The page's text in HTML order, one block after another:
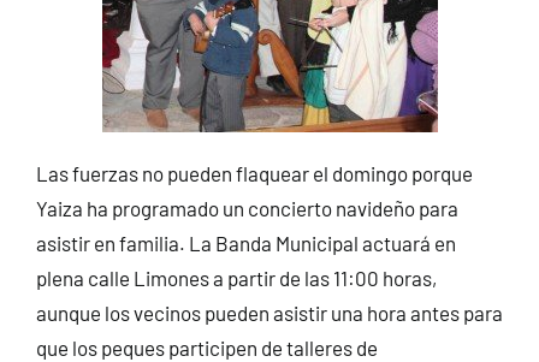
Las fuerzas no pueden flaquear el domingo porque
Yaiza ha programado un concierto navideño para
asistir en familia. La Banda Municipal actuará en
plena calle Limones a partir de las 11:00 horas,
aunque los vecinos pueden asistir una hora antes para
que los peques participen de talleres de